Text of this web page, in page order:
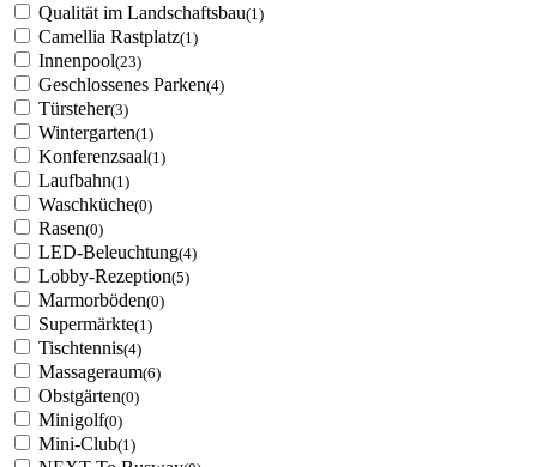
Qualität im Landschaftsbau(1)
Camellia Rastplatz(1)
Innenpool(23)
Geschlossenes Parken(4)
Türsteher(3)
Wintergarten(1)
Konferenzsaal(1)
Laufbahn(1)
Waschküche(0)
Rasen(0)
LED-Beleuchtung(4)
Lobby-Rezeption(5)
Marmorböden(0)
Supermärkte(1)
Tischtennis(4)
Massageraum(6)
Obstgärten(0)
Minigolf(0)
Mini-Club(1)